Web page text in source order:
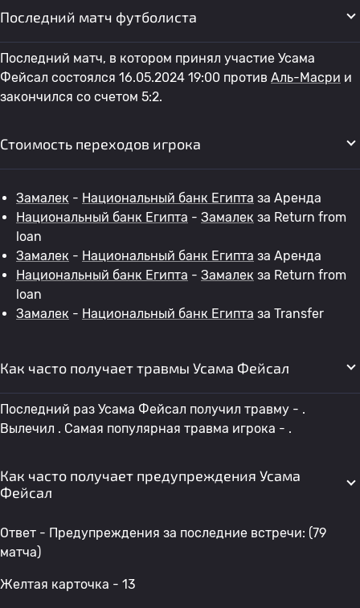
Последний матч футболиста
Последний матч, в котором принял участие Усама
Фейсал состоялся 16.05.2024 19:00 против Аль-Масри и
закончился со счетом 5:2.
Стоимость переходов игрока
Замалек - Национальный банк Египта за Аренда
Национальный банк Египта - Замалек за Return from
loan
Замалек - Национальный банк Египта за Аренда
Национальный банк Египта - Замалек за Return from
loan
Замалек - Национальный банк Египта за Transfer
Как часто получает травмы Усама Фейсал
Последний раз Усама Фейсал получил травму - .
Вылечил . Самая популярная травма игрока - .
Как часто получает предупреждения Усама
Фейсал
Ответ - Предупреждения за последние встречи: (79
матча)
Желтая карточка - 13